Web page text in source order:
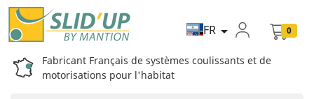
Fabricant Français de systèmes coulissants et de
motorisations pour l'habitat
FR  0